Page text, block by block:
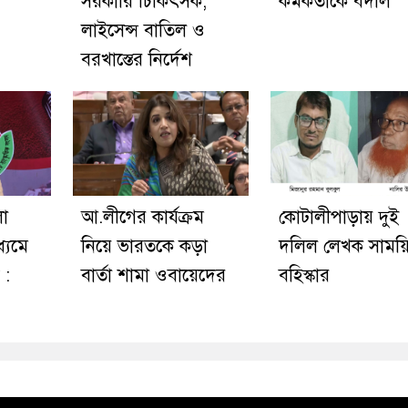
লাইসেন্স বাতিল ও
বরখাস্তের নির্দেশ
:
আ.লীগের কার্যক্রম
নিয়ে ভারতকে কড়া
বার্তা শামা ওবায়েদের
কোটালীপাড়ায় দুই
দলিল লেখক
বহিস্কার